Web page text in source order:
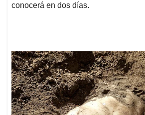
conocerá en dos días.